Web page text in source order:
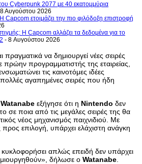
Cyberpunk 2077 με 40 εκατομμύρια
Αυγούστου 2026
ετοιμάζει την πιο φιλόδοξη επιστροφή
Η Capcom αλλάζει τα δεδομένα για το
- 8 Αυγούστου 2026
πραγματικά να δημιουργεί νέες σειρές
προγραμματιστής της εταιρείας,
τις καινοτόμες ιδέες
πολλές αγαπημένες σειρές που ήδη
Watanabe εξήγησε ότι η Nintendo δεν
το σε ποια από τις μεγάλες σειρές της θα
νέος μηχανισμός παιχνιδιού. Με
επιλογή, υπάρχει ελάχιστη ανάγκη
κυκλοφορήσει απλώς επειδή δεν υπάρχει
δήλωσε ο Watanabe